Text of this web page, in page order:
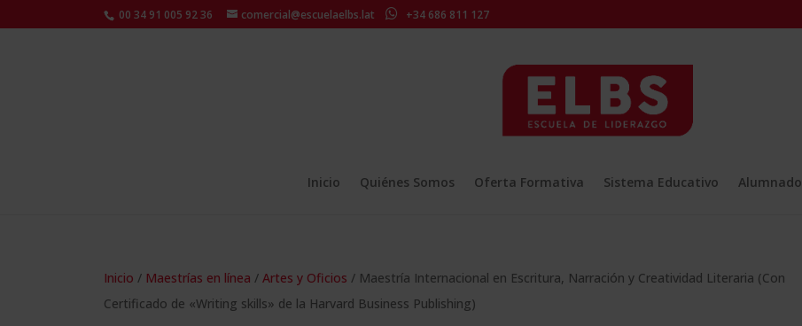
00 34 91 005 92 36 comercial@escuelaelbs.lat +34 686 811 127
Inicio Quiénes Somos Oferta Formativa Sistema Educativo Alumnado
Inicio / Maestrías en línea / Artes y Oficios / Maestría Internacional en Escritura, Narración y Creatividad Literaria (Con
Certificado de «Writing skills» de la Harvard Business Publishing)